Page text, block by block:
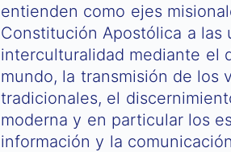
entienden como ejes
Constitución Apostólica a las
interculturalidad mediante el
mundo, la transmisión de los
tradicionales, el
moderna y en particular los
información y la